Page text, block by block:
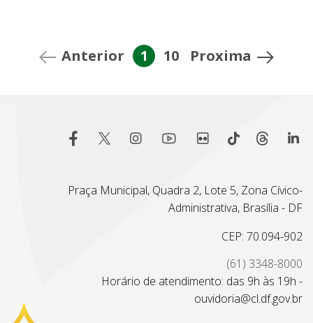
Anterior 1 10 Proxima
Praça Municipal, Quadra 2, Lote 5, Zona Cívico-
Administrativa, Brasília - DF
CEP: 70.094-902
(61) 3348-8000
Horário de atendimento: das 9h às 19h -
ouvidoria@cl.df.gov.br